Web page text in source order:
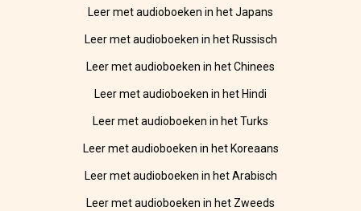
Leer met audioboeken in het Japans
Leer met audioboeken in het Russisch
Leer met audioboeken in het Chinees
Leer met audioboeken in het Hindi
Leer met audioboeken in het Turks
Leer met audioboeken in het Koreaans
Leer met audioboeken in het Arabisch
Leer met audioboeken in het Zweeds